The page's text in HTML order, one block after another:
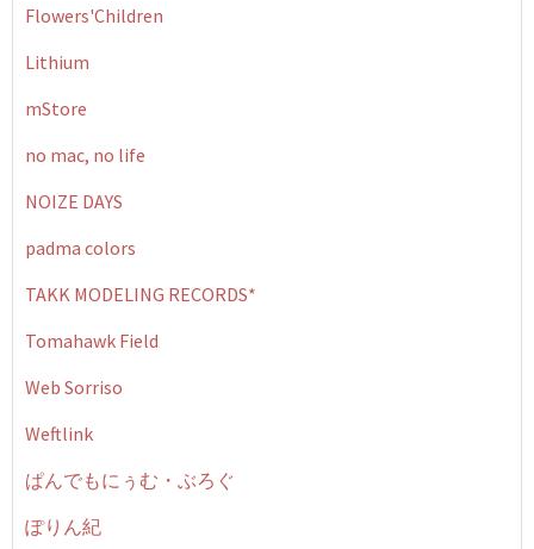
Flowers'Children
Lithium
mStore
no mac, no life
NOIZE DAYS
padma colors
TAKK MODELING RECORDS*
Tomahawk Field
Web Sorriso
Weftlink
ぱんでもにぅむ・ぶろぐ
ぽりん紀